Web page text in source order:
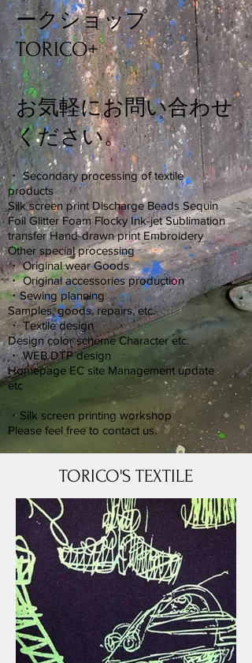
ークショップ
TORICO+
お気軽にお問い合わせ
ください。
・ Secondary processing of textile
products
Silk screen print Discharge Beads Sequin
Foil Glitter Foam Flocky Ink-jet Sublimation
transfer Hand-drawn print Embroidery
Other special processing
・ Original wear Goods
・ Original accessories production
・Sewing planning
Samples, goods, repairs, etc.
・ Textile design
Design color scheme Character etc.
・ WEB DTP design
Homepage EC site Management update
etc
・Silk screen printing workshop
Please feel free to contact us.
TORICO'S TEXTILE